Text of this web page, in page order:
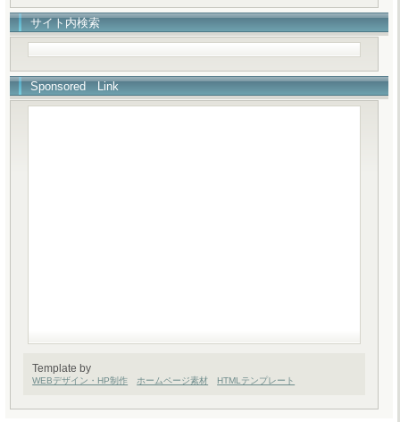
サイト内検索
Sponsored Link
Template by
WEBデザイン・HP制作 ホームページ素材 HTMLテンプレート